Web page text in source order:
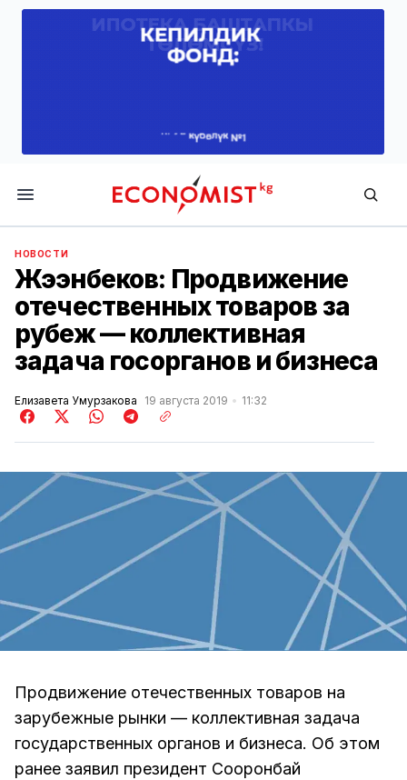
Economist.kg
НОВОСТИ
Жээнбеков: Продвижение
отечественных товаров за
рубеж — коллективная
задача госорганов и бизнеса
Елизавета Умурзакова 19 августа 2019 11:32
Продвижение отечественных товаров на
зарубежные рынки — коллективная задача
государственных органов и бизнеса. Об этом
ранее заявил президент Сооронбай